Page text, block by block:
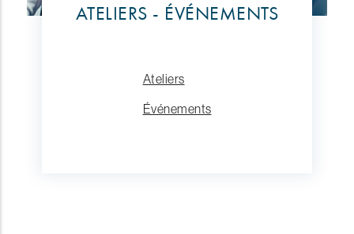
ATELIERS - ÉVÉNEMENTS
Ateliers
Événements